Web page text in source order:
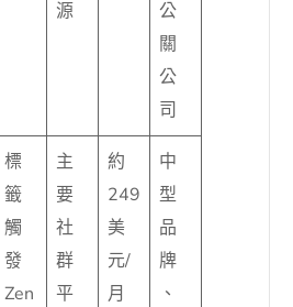
源
公
關
公
司
標
籤
觸
發
Zen
主
要
社
群
平
約
249
美
元/
月
中
型
品
牌
、